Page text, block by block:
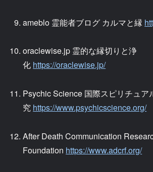
ameblo 霊能者ブログ カルマと縁
oraclewise.jp 霊的な縁切りと浄
化 https://oraclewise.jp/
Psychic Science 国際スピリチュア
究 https://www.psychicscience.org/
After Death Communication
Foundation https://www.adcrf.org/